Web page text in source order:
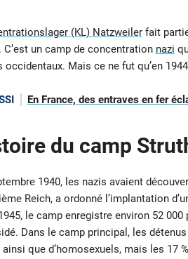
(KL) Natzweilerfait
C’est un camp de concentration nazi
occidentaux. Mais ce ne fut qu’en
En France, des entraves en fer
du camp
1940, les nazis avaient
Reich, a ordonné l’implantation
le camp enregistre environ 52
Dans le camp principal, les
ainsi que d’homosexuels, mais les 17